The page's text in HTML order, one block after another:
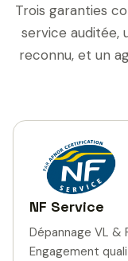
Trois garanties
service auditée,
reconnu, et un
NF Service
Dépannage VL &
Engagement